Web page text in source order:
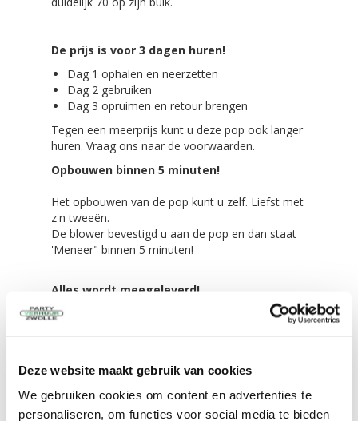
Deze website maakt gebruik van cookies
We gebruiken cookies om content en advertenties te
personaliseren, om functies voor social media te bieden
De prijs is voor 3 dagen huren!
Dag 1 ophalen en neerzetten
Dag 2 gebruiken
Dag 3 opruimen en retour brengen
Tegen een meerprijs kunt u deze pop ook langer
huren. Vraag ons naar de voorwaarden.
Opbouwen binnen 5 minuten!
Het opbouwen van de pop kunt u zelf. Liefst met
z'n tweeën.
De blower bevestigd u aan de pop en dan staat
'Meneer" binnen 5 minuten!
Alles wordt meegeleverd!
klinkers
De blower van 450 Watt
Eenvoudig te vervoeren!